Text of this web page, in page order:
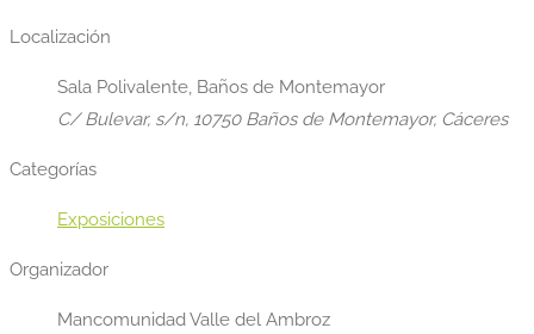
Localización
Sala Polivalente, Baños de Montemayor
C/ Bulevar, s/n, 10750 Baños de Montemayor, Cáceres
Categorías
Exposiciones
Organizador
Mancomunidad Valle del Ambroz